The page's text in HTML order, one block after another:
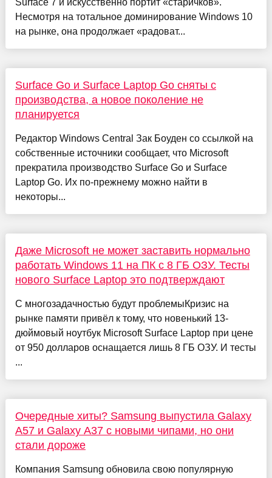
Surface 7 и искусственно портит «старичков».
Несмотря на тотальное доминирование Windows 10
на рынке, она продолжает «радоват...
Surface Go и Surface Laptop Go сняты с
производства, а новое поколение не
планируется
Редактор Windows Central Зак Боуден со ссылкой на
собственные источники сообщает, что Microsoft
прекратила производство Surface Go и Surface
Laptop Go. Их по-прежнему можно найти в
некоторы...
Даже Microsoft не может заставить нормально
работать Windows 11 на ПК с 8 ГБ ОЗУ. Тесты
нового Surface Laptop это подтверждают
С многозадачностью будут проблемыКризис на
рынке памяти привёл к тому, что новенький 13-
дюймовый ноутбук Microsoft Surface Laptop при цене
от 950 долларов оснащается лишь 8 ГБ ОЗУ. И тесты
...
Очередные хиты? Samsung выпустила Galaxy
A57 и Galaxy A37 с новыми чипами, но они
стали дороже
Компания Samsung обновила свою популярную